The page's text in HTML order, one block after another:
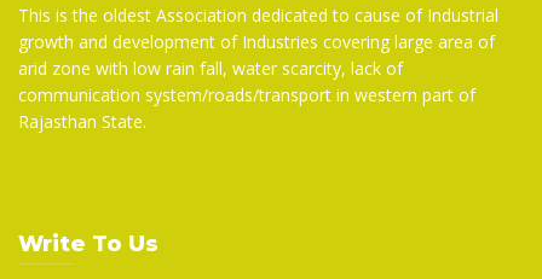
This is the oldest Association dedicated to cause of Industrial
growth and development of Industries covering large area of
arid zone with low rain fall, water scarcity, lack of
communication system/roads/transport in western part of
Rajasthan State.
Write To Us